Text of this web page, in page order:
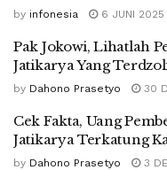
by infonesia 6 JUNI 2025
Pak Jokowi, Lihatlah
Jatikarya Yang
by Dahono Prasetyo 30
Cek Fakta, Uang
Jatikarya Terkatung
by Dahono Prasetyo 3